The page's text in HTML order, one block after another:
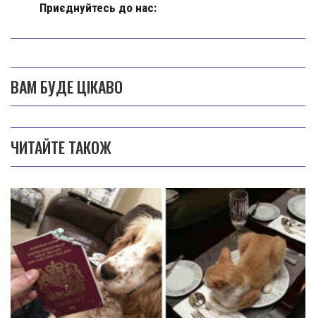
Приєднуйтесь до нас:
ВАМ БУДЕ ЦІКАВО
ЧИТАЙТЕ ТАКОЖ